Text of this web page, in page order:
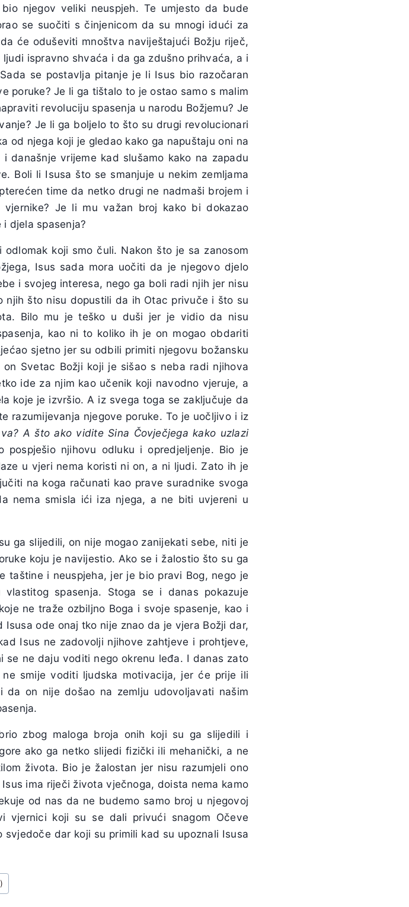
njegov veliki neuspjeh. Te umjesto da bude
se suočiti s činjenicom da su mnogi idući za
će oduševiti mnoštva naviještajući Božju riječ,
ispravno shvaća i da ga zdušno prihvaća, a i
se postavlja pitanje je li Isus bio razočaran
poruke? Je li ga tištalo to je ostao samo s malim
revoluciju spasenja u narodu Božjemu? Je
Je li ga boljelo to što su drugi revolucionari
od njega koji je gledao kako ga napuštaju oni na
današnje vrijeme kad slušamo kako na zapadu
Boli li Isusa što se smanjuje u nekim zemljama
time da netko drugi ne nadmaši brojem i
vjernike? Je li mu važan broj kako bi dokazao
djela spasenja?
koji smo čuli. Nakon što je sa zanosom
Isus sada mora uočiti da je njegovo djelo
i svojeg interesa, nego ga boli radi njih jer nisu
njih što nisu dopustili da ih Otac privuče i što su
Bilo mu je teško u duši jer je vidio da nisu
kao ni to koliko ih je on mogao obdariti
sjetno jer su odbili primiti njegovu božansku
Svetac Božji koji je sišao s neba radi njihova
ide za njim kao učenik koji navodno vjeruje, a
koje je izvršio. A iz svega toga se zaključuje da
razumijevanja njegove poruke. To je uočljivo i iz
A što ako vidite Sina Čovječjega kako uzlazi
njihovu odluku i opredjeljenje. Bio je
u vjeri nema koristi ni on, a ni ljudi. Zato ih je
na koga računati kao prave suradnike svoga
nema smisla ići iza njega, a ne biti uvjereni u
ga slijedili, on nije mogao zanijekati sebe, niti je
koju je navijestio. Ako se i žalostio što su ga
taštine i neuspjeha, jer je bio pravi Bog, nego je
spasenja. Stoga se i danas pokazuje
ne traže ozbiljno Boga i svoje spasenje, kao i
ode onaj tko nije znao da je vjera Božji dar,
Isus ne zadovolji njihove zahtjeve i prohtjeve,
se ne daju voditi nego okrenu leđa. I danas zato
smije voditi ljudska motivacija, jer će prije ili
da on nije došao na zemlju udovoljavati našim
zbog maloga broja onih koji su ga slijedili i
ako ga netko slijedi fizički ili mehanički, a ne
života. Bio je žalostan jer nisu razumjeli ono
ima riječi života vječnoga, doista nema kamo
od nas da ne budemo samo broj u njegovoj
vjernici koji su se dali privući snagom Očeve
dar koji su primili kad su upoznali Isusa